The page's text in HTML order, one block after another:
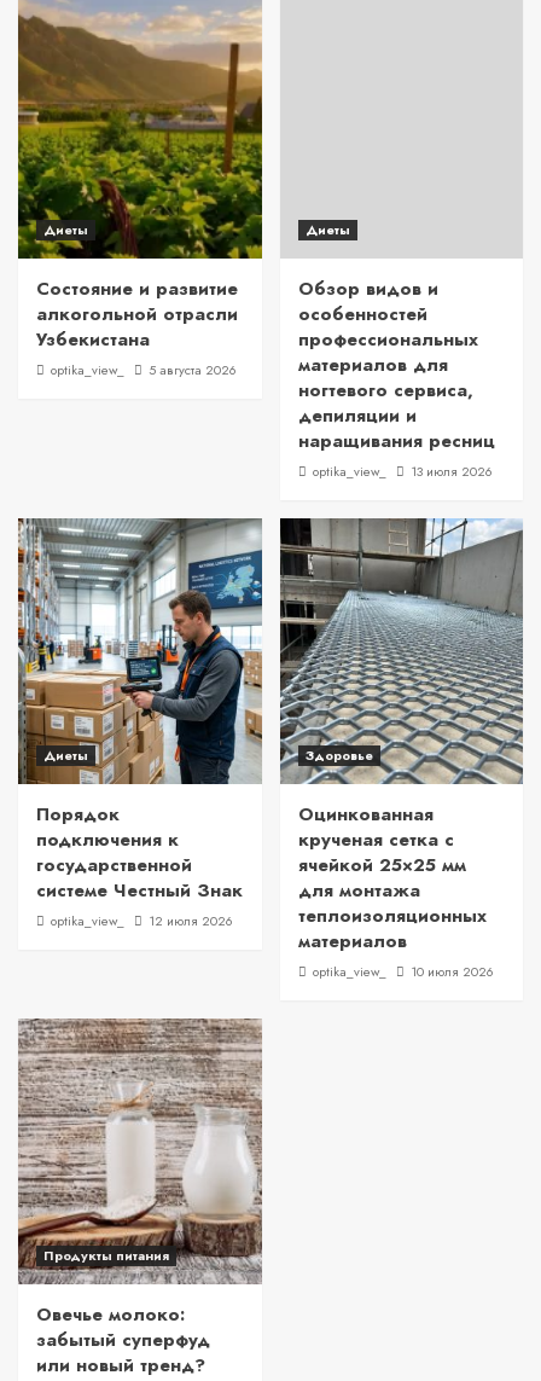
Диеты
Состояние и развитие
алкогольной отрасли
Узбекистана
optika_view_ 5 августа 2026
Диеты
Обзор видов и
особенностей
профессиональных
материалов для
ногтевого сервиса,
депиляции и
наращивания ресниц
optika_view_ 13 июля 2026
Диеты
Порядок
подключения к
государственной
системе Честный Знак
optika_view_ 12 июля 2026
Здоровье
Оцинкованная
крученая сетка с
ячейкой 25×25 мм
для монтажа
теплоизоляционных
материалов
optika_view_ 10 июля 2026
Продукты питания
Овечье молоко:
забытый суперфуд
или новый тренд?